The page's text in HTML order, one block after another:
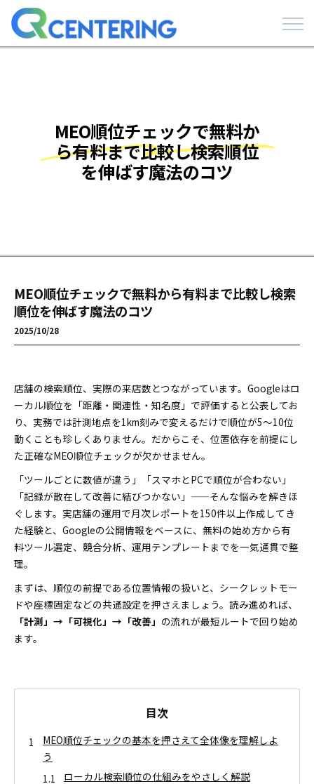
MEO順位チェックで無料か
ら有料まで比較し検索順位
を伸ばす魔法のコツ
MEO順位チェックで無料から有料まで比較し検索
順位を伸ばす魔法のコツ
2025/10/28
店舗の検索順位、実際の来店数とつながっています。Googleはロ
ーカル順位を「距離・関連性・知名度」で評価すると公表してお
り、実務では計測地点を1km刻みで変えるだけで順位が5～10位
動くことも珍しくありません。だからこそ、位置依存を前提にし
た正確なMEO順位チェックが欠かせません。
「ツールごとに数値が違う」「スマホとPCで順位が合わない」
「記録が散在して改善に結びつかない」——そんな悩みを解きほ
ぐします。実店舗の運用で月次レポートを150件以上作成してき
た経験と、Googleの公開情報をベースに、無料の始め方から有
料ツール選定、競合分析、運用テンプレートまでを一気通貫で整
理。
まずは、順位の前提である位置情報の扱いと、シークレットモー
ドや座標固定などの共通設定を押さえましょう。読み進めれば、
「計測」→「可視化」→「改善」 の流れが最短ルートで回り始め
ます。
目次
MEO順位チェックの基本を押さえて全体像を理解しよ
う
ローカル検索順位の仕組みをやさしく解説